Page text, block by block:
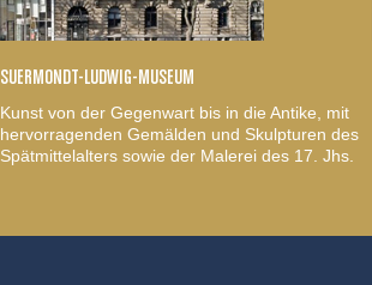
SUERMONDT-LUDWIG-MUSEUM
Kunst von der Gegenwart bis in die Antike, mit
hervorragenden Gemälden und Skulpturen des
Spätmittelalters sowie der Malerei des 17. Jhs.